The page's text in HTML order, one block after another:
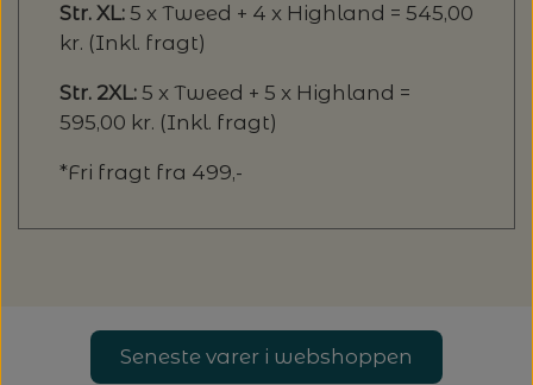
Str. XL: 5 x Tweed + 4 x Highland = 545,00
kr. (Inkl. fragt)
Str. 2XL: 5 x Tweed + 5 x Highland =
595,00 kr. (Inkl. fragt)
*Fri fragt fra 499,-
Seneste varer i webshoppen